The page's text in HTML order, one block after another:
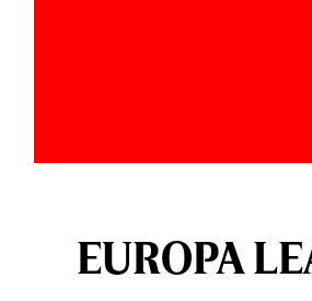
EUROPA